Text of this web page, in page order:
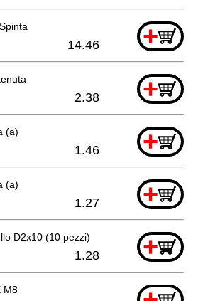
+
14.46
+
2.38
(a) +
1.46
(a) +
1.27
D2x10 (10 pezzi) +
1.28
M8